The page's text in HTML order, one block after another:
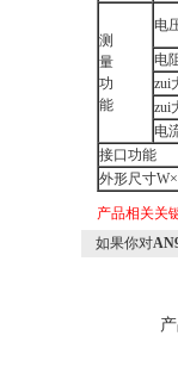
测
量
功
能
电
电
zui
zui
电
接口功能
外形尺寸
产品相关关
如果你对
产